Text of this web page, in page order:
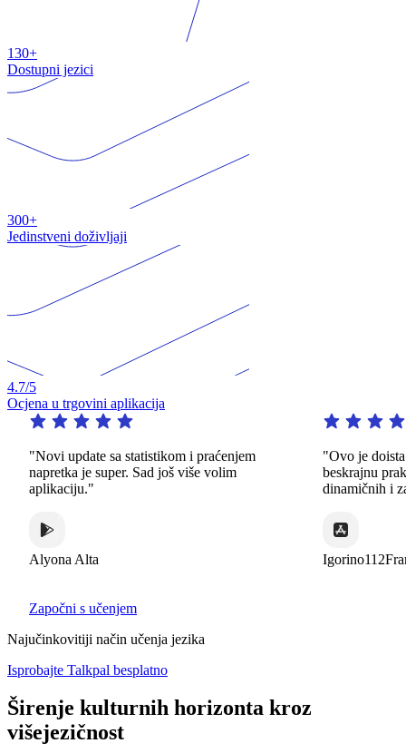
130+
Dostupni jezici
300+
Jedinstveni doživljaji
4.7/5
Ocjena u trgovini aplikacija
"Novi update sa statistikom i praćenjem
napretka je super. Sad još više volim
aplikaciju."
Alyona Alta
"Ovo je
beskrajnu
dinamičnih i
Započni s učenjem
Najučinkovitiji način učenja jezika
Isprobajte Talkpal besplatno
Širenje kulturnih horizonta kroz
višejezičnost